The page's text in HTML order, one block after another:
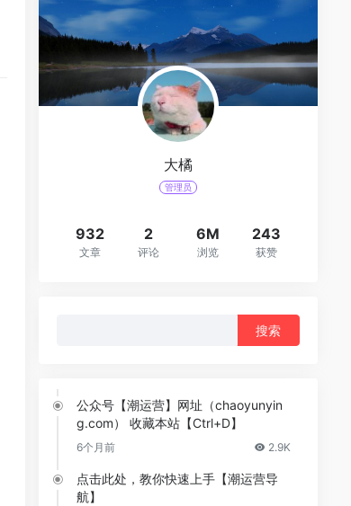
大橘
管理员
932
文章
2
评论
6M
浏览
243
获赞
公众号【潮运营】网址（chaoyunyin
g.com） 收藏本站【Ctrl+D】
6个月前 2.9K
点击此处，教你快速上手【潮运营导
航】